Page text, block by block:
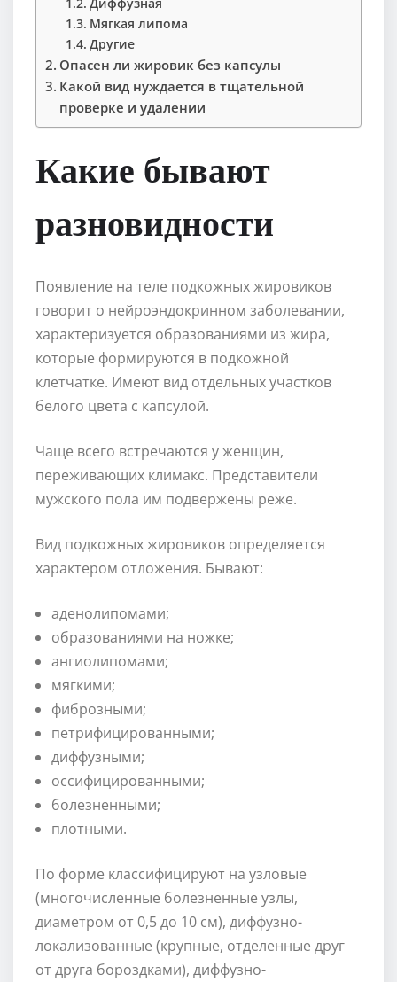
Мягкая липома
Другие
Опасен ли жировик без капсулы
Какой вид нуждается в тщательной
проверке и удалении
Какие бывают
разновидности
Появление на теле подкожных жировиков
говорит о нейроэндокринном заболевании,
характеризуется образованиями из жира,
которые формируются в подкожной
клетчатке. Имеют вид отдельных участков
белого цвета с капсулой.
Чаще всего встречаются у женщин,
переживающих климакс. Представители
мужского пола им подвержены реже.
Вид подкожных жировиков определяется
характером отложения. Бывают:
аденолипомами;
образованиями на ножке;
ангиолипомами;
мягкими;
фиброзными;
петрифицированными;
диффузными;
оссифицированными;
болезненными;
плотными.
По форме классифицируют на узловые
(многочисленные болезненные узлы,
диаметром от 0,5 до 10 см), диффузно-
локализованные (крупные, отделенные друг
от друга бороздками), диффузно-